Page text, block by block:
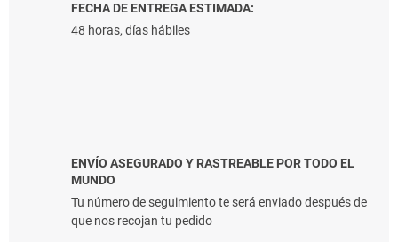
FECHA DE ENTREGA ESTIMADA:
48 horas, días hábiles
ENVÍO ASEGURADO Y RASTREABLE POR TODO EL
MUNDO
Tu número de seguimiento te será enviado después de
que nos recojan tu pedido